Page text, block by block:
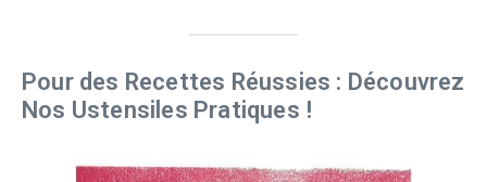
Pour des Recettes Réussies : Découvrez
Nos Ustensiles Pratiques !